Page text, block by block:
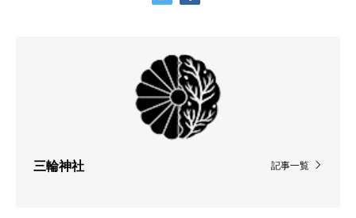
記事一覧
三輪神社